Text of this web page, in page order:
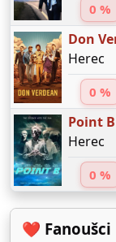
0 %
Don
Herec
0 %
Point B
Herec
0 %
❤️ Fanoušci